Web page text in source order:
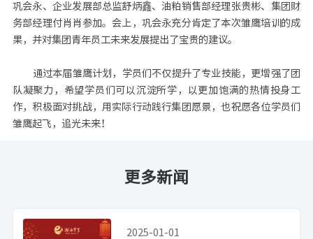
巩会永、企业发展部总监舒炳鑫、油粕销售部经理张贵彬、集团财
务部经理付肖肖参加。会上，巩会永充分肯定了本次雏鹰培训的成
果，并对集团青年员工未来发展提出了宝贵的建议。
通过本届雏鹰计划，学员们不仅提升了专业技能，更增强了团
队凝聚力，希望学员们可以沉淀所学，以更加饱满的热情投身工
作，积极面对挑战，用实际行动践行集团愿景，也祝愿各位学员们
雏鹰起飞，追光未来！
更多新闻
2025-01-01